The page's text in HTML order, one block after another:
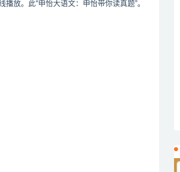
放。此“申怡大语文：申怡带你读真题”。